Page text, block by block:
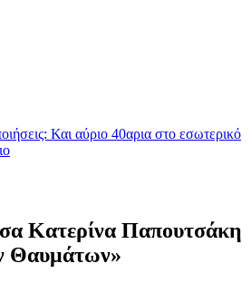
Και αύριο 40αρια στο εσωτερικό
Κατερίνα Παπουτσάκη
Θαυμάτων»